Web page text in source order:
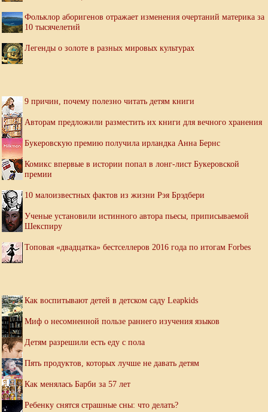
Фольклор аборигенов отражает изменения очертаний материка за
10 тысячелетий
Легенды о золоте в разных мировых культурах
9 причин, почему полезно читать детям книги
Авторам предложили разместить их книги для вечного хранения
Букеровскую премию получила ирландка Анна Бернс
Комикс впервые в истории попал в лонг-лист Букеровской
премии
10 малоизвестных фактов из жизни Рэя Брэдбери
Ученые установили истинного автора пьесы, приписываемой
Шекспиру
Топовая «двадцатка» бестселлеров 2016 года по итогам Forbes
Как воспитывают детей в детском саду Leapkids
Миф о несомненной пользе раннего изучения языков
Детям разрешили есть еду с пола
Пять продуктов, которых лучше не давать детям
Как менялась Барби за 57 лет
Ребенку снятся страшные сны: что делать?